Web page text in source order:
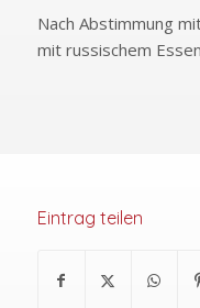
Nach Abstimmung
mit russischem
Eintrag teilen